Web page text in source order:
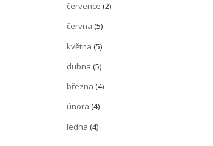
července (2)
června (5)
května (5)
dubna (5)
března (4)
února (4)
ledna (4)